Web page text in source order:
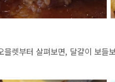
믈렛부터 살펴보면, 달걀이 보들